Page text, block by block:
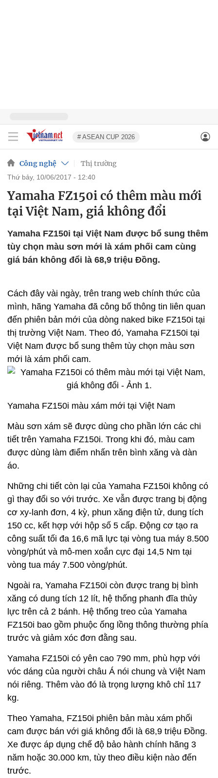
# ASEAN CUP 2026
Công nghệ Thị trường
thứ bảy, 10/06/2017 - 12:40
Yamaha FZ150i có thêm màu mới
tại Việt Nam, giá không đổi
Yamaha FZ150i tại Việt Nam được bổ sung thêm
tùy chọn màu sơn mới là xám phối cam cùng
giá bán không đổi là 68,9 triệu Đồng.
Cách đây vài ngày, trên trang web chính thức của
mình, hãng Yamaha đã công bố thông tin liên quan
đến phiên bản mới của dòng naked bike FZ150i tại
thị trường Việt Nam. Theo đó, Yamaha FZ150i tại
Việt Nam được bổ sung thêm tùy chọn màu sơn
mới là xám phối cam.
Yamaha FZ150i màu xám mới tại Việt Nam
Màu sơn xám sẽ được dùng cho phần lớn các chi
tiết trên Yamaha FZ150i. Trong khi đó, màu cam
được dùng làm điểm nhấn trên bình xăng và dàn
áo.
Những chi tiết còn lại của Yamaha FZ150i không có
gì thay đổi so với trước. Xe vẫn được trang bị động
cơ xy-lanh đơn, 4 kỳ, phun xăng điện tử, dung tích
150 cc, kết hợp với hộp số 5 cấp. Động cơ tạo ra
công suất tối đa 16,6 mã lực tại vòng tua máy 8.500
vòng/phút và mô-men xoắn cực đại 14,5 Nm tại
vòng tua máy 7.500 vòng/phút.
Ngoài ra, Yamaha FZ150i còn được trang bị bình
xăng có dung tích 12 lít, hệ thống phanh đĩa thủy
lực trên cả 2 bánh. Hệ thống treo của Yamaha
FZ150i bao gồm phuộc ống lồng thông thường phía
trước và giảm xóc đơn đằng sau.
Yamaha FZ150i có yên cao 790 mm, phù hợp với
vóc dáng của người châu Á nói chung và Việt Nam
nói riêng. Thêm vào đó là trọng lượng khô chỉ 117
kg.
Theo Yamaha, FZ150i phiên bản màu xám phối
cam được bán với giá không đổi là 68,9 triệu Đồng.
Xe được áp dụng chế độ bảo hành chính hãng 3
năm hoặc 30.000 km, tùy theo điều kiện nào đến
trước.